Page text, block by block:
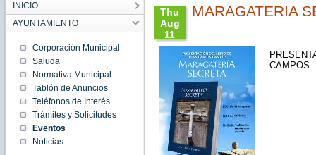
INICIO
AYUNTAMIENTO
Corporación Municipal
Saluda
Normativa Municipal
Tablón de Anuncios
Teléfonos de Interés
Trámites y Solicitudes
Eventos
Noticias
Thu
Aug
11
20:00:00
CEST
2022
Aug 11
20:00:00
CEST
2022
Thu Aug
11
20:00:00
CEST
2022
MARAGATERIA
CAMPOS